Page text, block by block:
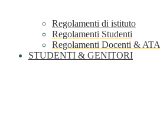
Regolamenti di istituto
Regolamenti Studenti
Regolamenti Docenti & ATA
STUDENTI & GENITORI